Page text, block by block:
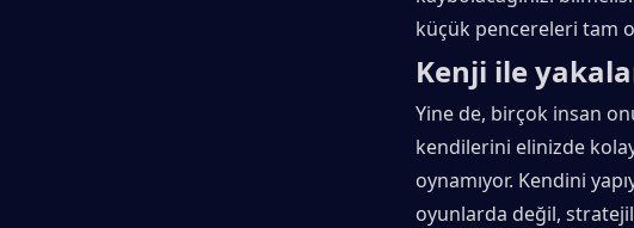
küçük pencereleri tam
Kenji ile
Yine de, birçok insan
kendilerini elinizde
oynamıyor. Kendini
oyunlarda değil,